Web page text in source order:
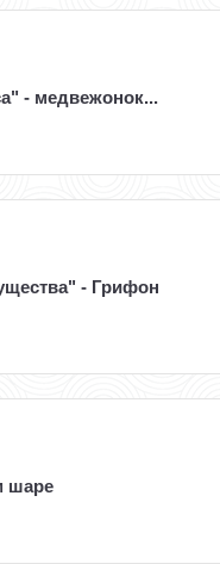
- медвежонок...
- Грифон
шаре